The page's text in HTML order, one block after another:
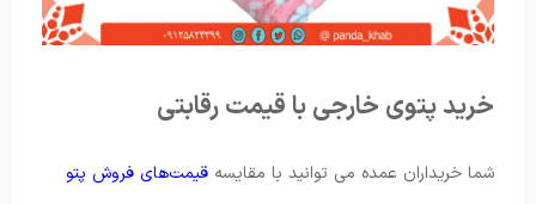
خرید پتوی خارجی با قیمت رقابتی
شما خریداران عمده می توانید با مقایسه قیمت‌های فروش پتو